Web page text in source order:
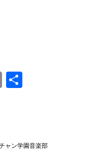
Email
ャン学園音楽部